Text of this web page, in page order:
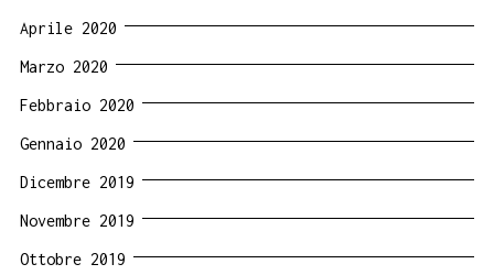
Aprile 2020
Marzo 2020
Febbraio 2020
Gennaio 2020
Dicembre 2019
Novembre 2019
Ottobre 2019